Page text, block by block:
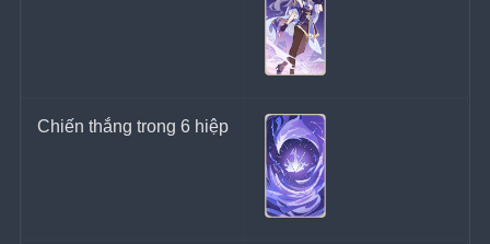
Chiến thắng trong 6 hiệp